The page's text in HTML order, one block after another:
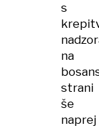
s
na
strani
še
naprej